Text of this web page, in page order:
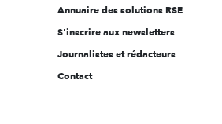
Annuaire des solutions RSE
S'inscrire aux newsletters
Journalistes et rédacteurs
Contact